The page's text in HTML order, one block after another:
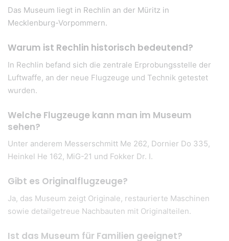
Das Museum liegt in Rechlin an der Müritz in
Mecklenburg-Vorpommern.
Warum ist Rechlin historisch bedeutend?
In Rechlin befand sich die zentrale Erprobungsstelle der
Luftwaffe, an der neue Flugzeuge und Technik getestet
wurden.
Welche Flugzeuge kann man im Museum
sehen?
Unter anderem Messerschmitt Me 262, Dornier Do 335,
Heinkel He 162, MiG-21 und Fokker Dr. I.
Gibt es Originalflugzeuge?
Ja, das Museum zeigt Originale, restaurierte Maschinen
sowie detailgetreue Nachbauten mit Originalteilen.
Ist das Museum für Familien geeignet?